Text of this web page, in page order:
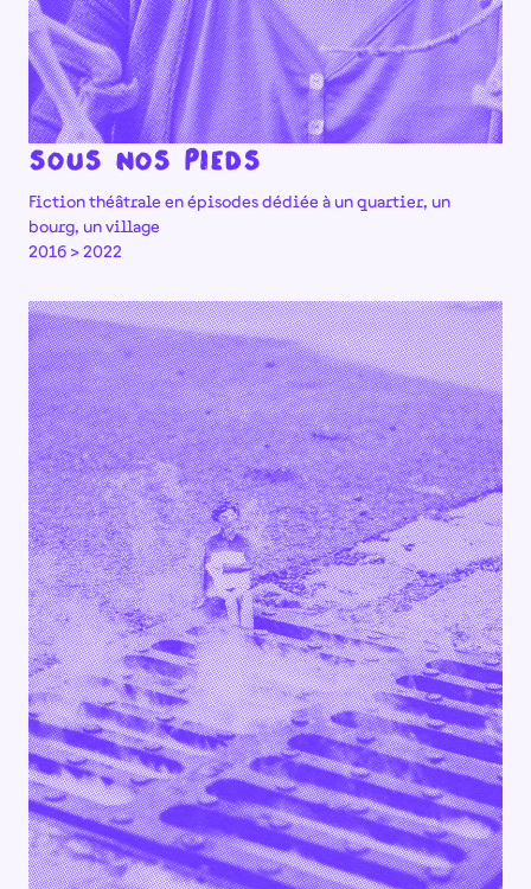
Sous nos pieds
Fiction théâtrale en épisodes dédiée à un quartier, un
bourg, un village
2016 > 2022